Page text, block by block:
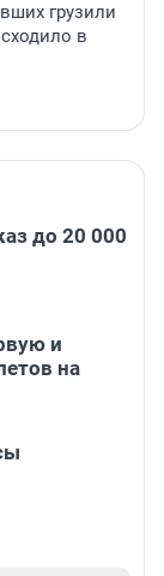
грузили
в
до 20 000
и
на